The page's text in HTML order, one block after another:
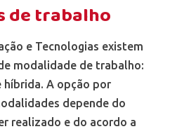
de trabalho
e Tecnologias existem
modalidade de trabalho:
híbrida. A opção por
depende do
realizado e do acordo a